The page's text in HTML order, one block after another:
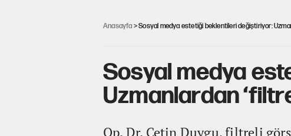
Anasayfa > Sosyal medya estetiği beklentileri değiştiriyor:
Sosyal medya
Uzmanlardan
Op. Dr. Çetin Duygu, filtreli